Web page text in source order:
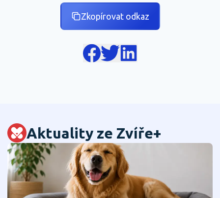
Zkopírovat odkaz
Aktuality ze Zvíře+